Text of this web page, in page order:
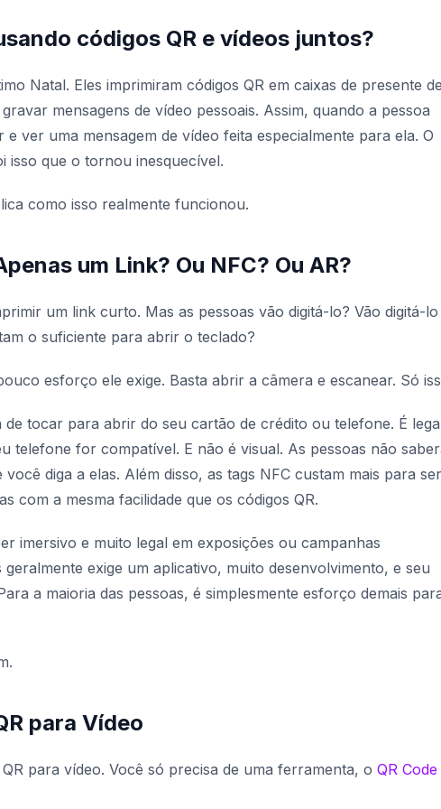
códigos QR e vídeos juntos?
Natal. Eles imprimiram códigos QR em caixas de presente
mensagens de vídeo pessoais. Assim, quando a pessoa
ver uma mensagem de vídeo feita especialmente para ela. O
isso que o tornou inesquecível.
como isso realmente funcionou.
um Link? Ou NFC? Ou AR?
um link curto. Mas as pessoas vão digitá-lo? Vão digitá-lo
o suficiente para abrir o teclado?
esforço ele exige. Basta abrir a câmera e escanear. Só
de tocar para abrir do seu cartão de crédito ou telefone. É
telefone for compatível. E não é visual. As pessoas não
diga a elas. Além disso, as tags NFC custam mais para
com a mesma facilidade que os códigos QR.
imersivo e muito legal em exposições ou campanhas
exige um aplicativo, muito desenvolvimento, e seu
a maioria das pessoas, é simplesmente esforço demais
para Vídeo
para vídeo. Você só precisa de uma ferramenta, o QR Code